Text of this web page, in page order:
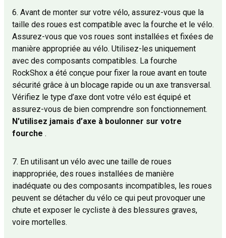
6. Avant de monter sur votre vélo, assurez-vous que la
taille des roues est compatible avec la fourche et le vélo.
Assurez-vous que vos roues sont installées et fixées de
manière appropriée au vélo. Utilisez-les uniquement
avec des composants compatibles. La fourche
RockShox a été conçue pour fixer la roue avant en toute
sécurité grâce à un blocage rapide ou un axe transversal.
Vérifiez le type d’axe dont votre vélo est équipé et
assurez-vous de bien comprendre son fonctionnement.
N'utilisez jamais d’axe à boulonner sur votre
fourche .
7. En utilisant un vélo avec une taille de roues
inappropriée, des roues installées de manière
inadéquate ou des composants incompatibles, les roues
peuvent se détacher du vélo ce qui peut provoquer une
chute et exposer le cycliste à des blessures graves,
voire mortelles.